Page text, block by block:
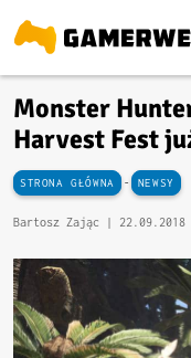
Monster
Harvest Fest
STRONA GŁÓWNA - NEWSY
Bartosz Zając | 22.09.2018